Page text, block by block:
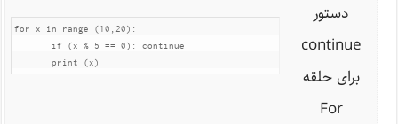
دستور
continue
برای حلقه
For
for x in range (10,20):
       if (x % 5 == 0): continue
       print (x)